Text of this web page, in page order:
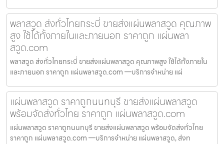
พลาสวูด ส่งทั่วไทยกระบี่ ขายส่งแผ่นพลาสวูด คุณภาพ
สูง ใช้ได้ทั้งภายในและภายนอก ราคาถูก แผ่นพลา
สวูด.com
พลาสวูด ส่งทั่วไทยกระบี่ ขายส่งแผ่นพลาสวูด คุณภาพสูง ใช้ได้ทั้งภายใน
และภายนอก ราคาถูก แผ่นพลาสวูด.com —บริการจำหน่าย แผ่
แผ่นพลาสวูด ราคาถูกนนทบุรี ขายส่งแผ่นพลาสวูด
พร้อมจัดส่งทั่วไทย ราคาถูก แผ่นพลาสวูด.com
แผ่นพลาสวูด ราคาถูกนนทบุรี ขายส่งแผ่นพลาสวูด พร้อมจัดส่งทั่วไทย
ราคาถูก แผ่นพลาสวูด.com —บริการจำหน่าย แผ่นพลาสวูด, ส่งท